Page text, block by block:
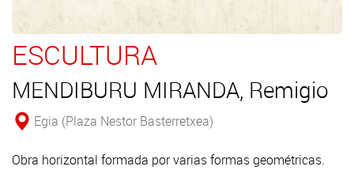
ESCULTURA
MENDIBURU MIRANDA, Remigio
Egia (Plaza Nestor Basterretxea)
Obra horizontal formada por varias formas geométricas.